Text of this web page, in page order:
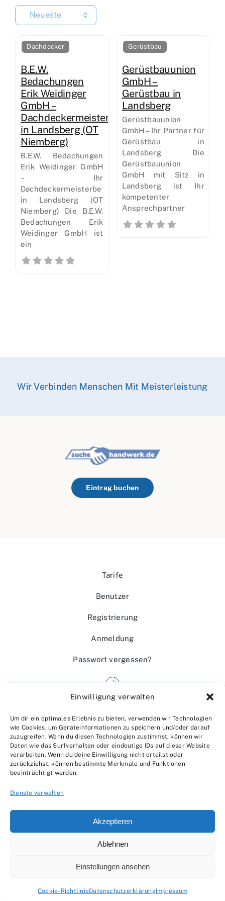
Einwilligung verwalten
Um dir ein optimales Erlebnis zu bieten, verwenden wir Technologien
wie Cookies, um Geräteinformationen zu speichern und/oder darauf
zuzugreifen. Wenn du diesen Technologien zustimmst, können wir
Daten wie das Surfverhalten oder eindeutige IDs auf dieser Website
verarbeiten. Wenn du deine Einwilligung nicht erteilst oder
zurückziehst, können bestimmte Merkmale und Funktionen
beeinträchtigt werden.
Dienste verwalten
Akzeptieren
Ablehnen
Einstellungen ansehen
Cookie-RichtlinieDatenschutzerklärungImpressum
Neueste
Dachdecker
B.E.W.
Bedachungen
Erik Weidinger
GmbH –
Dachdeckermeisterbetrieb
in Landsberg (OT
Niemberg)
B.E.W. Bedachungen
Erik Weidinger GmbH
– Ihr
Dachdeckermeisterbetrieb
in Landsberg (OT
Niemberg) Die B.E.W.
Bedachungen Erik
Weidinger GmbH ist
ein
Gerüstbau
Gerüstbauunion
GmbH –
Gerüstbau in
Landsberg
Gerüstbauunion
GmbH – Ihr Partner für
Gerüstbau in
Landsberg Die
Gerüstbauunion
GmbH mit Sitz in
Landsberg ist Ihr
kompetenter
Ansprechpartner
Wir Verbinden Menschen Mit Meisterleistung
Eintrag buchen
Tarife
Benutzer
Registrierung
Anmeldung
Passwort vergessen?
Wir über uns
Kontakt
Datenschutzerklärung
© 2007 - 2026 •by Moveco